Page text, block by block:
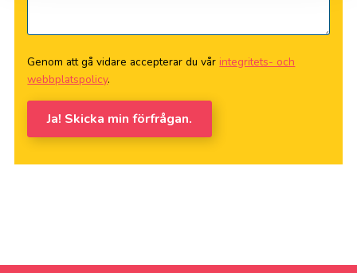
Genom att gå vidare accepterar du vår integritets- och
webbplatspolicy.
Ja! Skicka min förfrågan.